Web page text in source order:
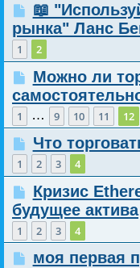
📖
рынка" Ланс
1 2
Можно ли
1 … 9 10 11 12
Что
1 2 3 4
Кризис
будущее актива
1 2 3 4
моя первая